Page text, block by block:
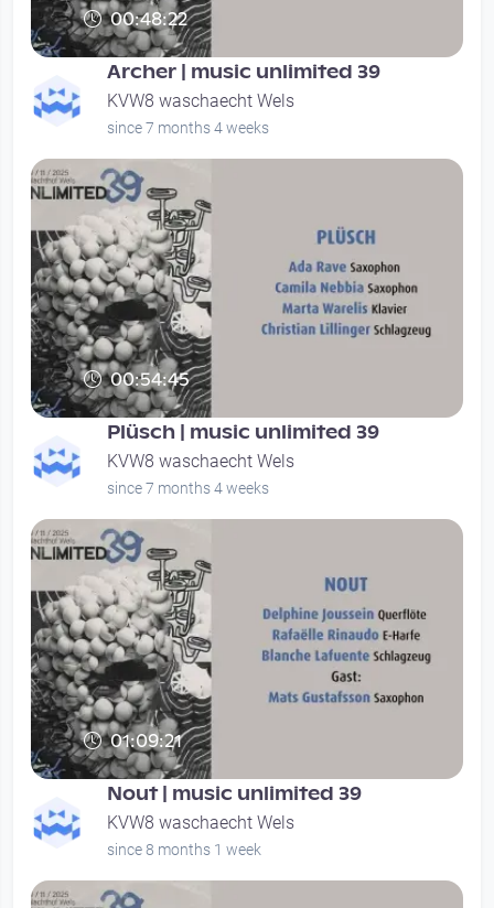
00:48:22
Archer | music unlimited 39
KVW8 waschaecht Wels
since 7 months 4 weeks
00:54:45
Plüsch | music unlimited 39
KVW8 waschaecht Wels
since 7 months 4 weeks
01:09:21
Nout | music unlimited 39
KVW8 waschaecht Wels
since 8 months 1 week